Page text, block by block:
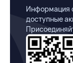
Информация
доступные